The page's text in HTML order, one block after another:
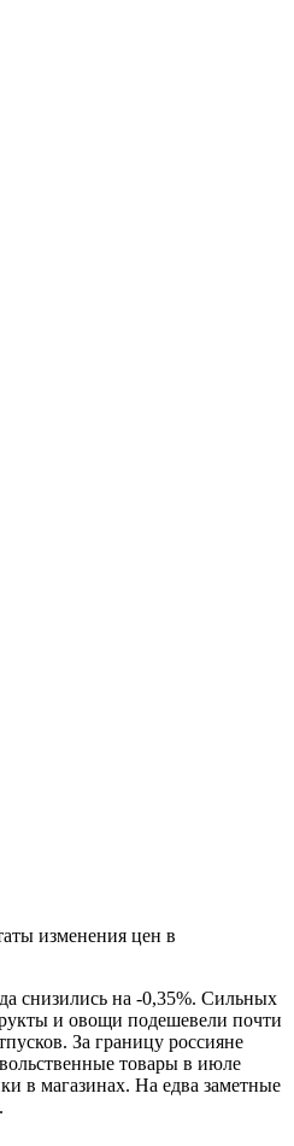
изменения цен в
снизились на -0,35%. Сильных
и овощи подешевели почти
За границу россияне
товары в июле
в магазинах. На едва заметные